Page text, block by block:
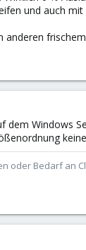
und auch
anderen
dem Windows
oder Bedarf an